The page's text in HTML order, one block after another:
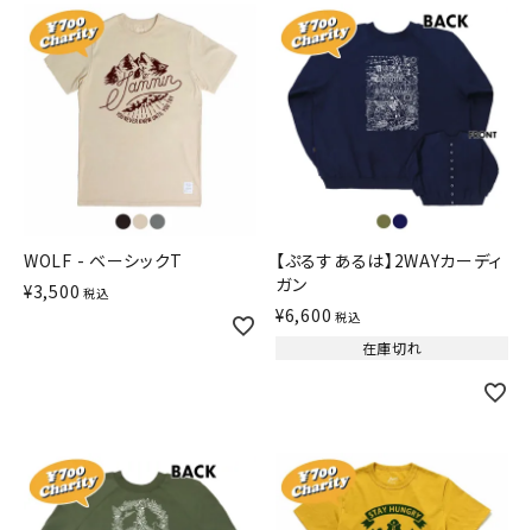
WOLF - ベーシックT
¥3,500 税込
【ぷるすあるは】2WAYカーディ
ガン
¥6,600 税込
在庫切れ